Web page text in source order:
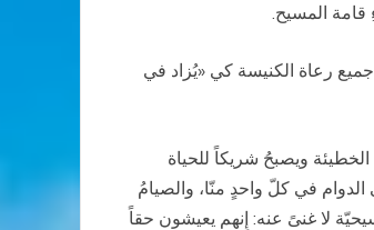
قامة المسيح.
جميع رعاة الكنيسة كي «يُزاد في
ويصبحُ شريكاً للحياة
في كلّ واحدٍ منّا، والصيامُ
لا غنىً عنه: إِنهم يعيشون حقاً